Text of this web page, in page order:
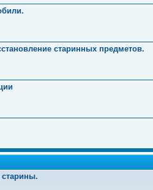
старинных предметов.